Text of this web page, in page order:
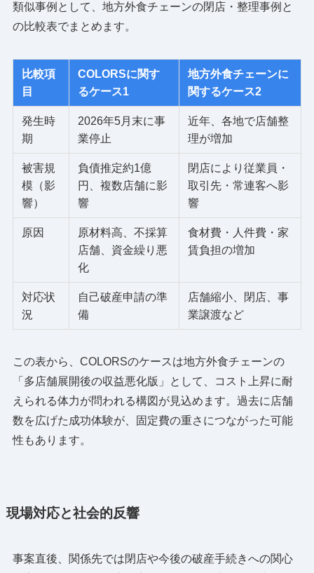
類似事例として、地方外食チェーンの閉店・整理事例と
の比較表でまとめます。
比較項
目
COLORSに関す
るケース1
地方外食チェーンに
関するケース2
発生時
期
2026年5月末に事
業停止
近年、各地で店舗整
理が増加
被害規
模（影
響）
負債推定約1億
円、複数店舗に影
響
閉店により従業員・
取引先・常連客へ影
響
原因
原材料高、不採算
店舗、資金繰り悪
化
食材費・人件費・家
賃負担の増加
対応状
況
自己破産申請の準
備
店舗縮小、閉店、事
業譲渡など
この表から、COLORSのケースは地方外食チェーンの
「多店舗展開後の収益悪化版」として、コスト上昇に耐
えられる体力が問われる構図が見込めます。過去に店舗
数を広げた成功体験が、固定費の重さにつながった可能
性もあります。
現場対応と社会的反響
事案直後、関係先では閉店や今後の破産手続きへの関心